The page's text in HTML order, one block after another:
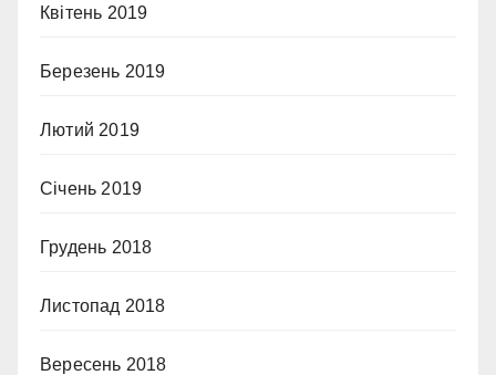
Квітень 2019
Березень 2019
Лютий 2019
Січень 2019
Грудень 2018
Листопад 2018
Вересень 2018